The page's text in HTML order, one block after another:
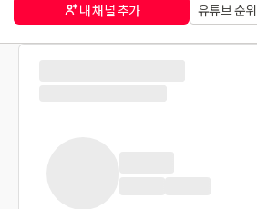
내 채널 추가 유튜브 순위